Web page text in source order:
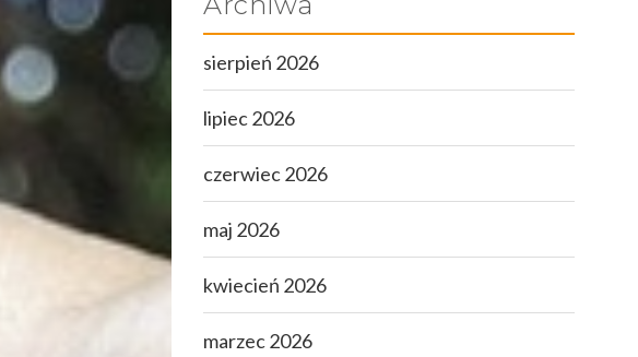
sierpień 2026
lipiec 2026
czerwiec 2026
maj 2026
kwiecień 2026
marzec 2026